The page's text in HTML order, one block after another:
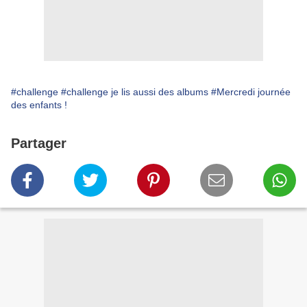
#challenge #challenge je lis aussi des albums #Mercredi journée
des enfants !
Partager